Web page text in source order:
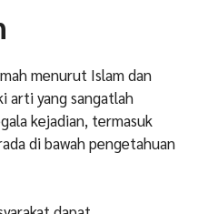
menurut Islam dan
arti yang sangatlah
kejadian, termasuk
di bawah pengetahuan